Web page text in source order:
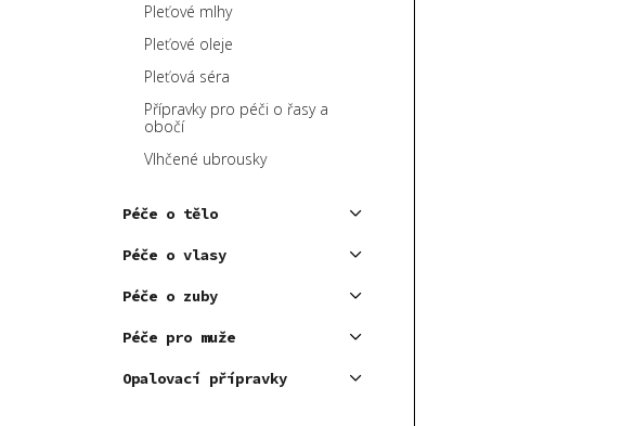
Pleťové mlhy
Pleťové oleje
Pleťová séra
Přípravky pro péči o řasy a
obočí
Vlhčené ubrousky
Péče o tělo
Péče o vlasy
Péče o zuby
Péče pro muže
Opalovací přípravky